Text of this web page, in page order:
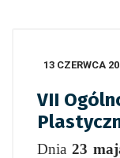
13 CZERWCA
VII
Dnia 23